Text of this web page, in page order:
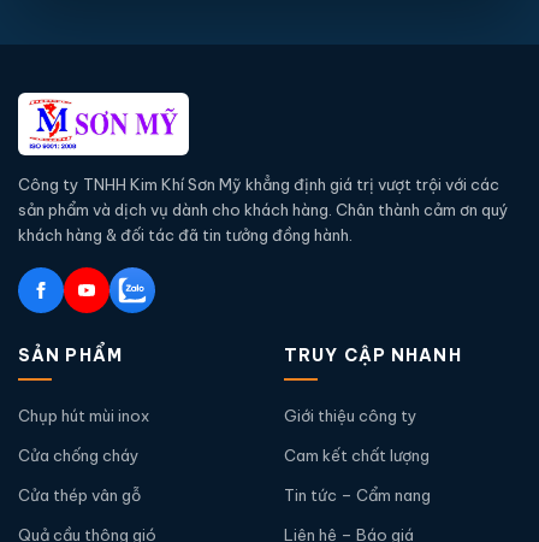
Công ty TNHH Kim Khí Sơn Mỹ khẳng định giá trị vượt trội với các
sản phẩm và dịch vụ dành cho khách hàng. Chân thành cảm ơn quý
khách hàng & đối tác đã tin tưởng đồng hành.
SẢN PHẨM
Chụp hút mùi inox
Cửa chống cháy
Cửa thép vân gỗ
Quả cầu thông gió
TRUY CẬP NHANH
Giới thiệu công ty
Cam kết chất lượng
Tin tức – Cẩm nang
Liên hệ – Báo giá